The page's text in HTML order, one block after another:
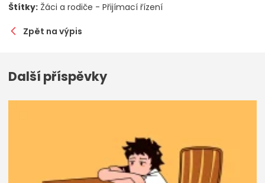
Štítky: Žáci a rodiče - Přijímací řízení
Zpět na výpis
Další příspěvky